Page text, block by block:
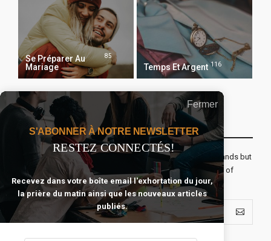
Se Préparer Au
Mariage
85
Temps Et Argent 116
Recevoir Notre Newsletter Chaque Matin
The real voyage of discovery consists not in seeking new lands but
seeing with new eyes. All journeys have secret destinations of
which the traveler is unaware.
Fermer
S'ABONNER À NOTRE NEWSLETTER
RESTEZ CONNECTÉS!
Recevez dans votre boîte email l'exhortation du jour,
la prière du matin ainsi que les nouveaux articles
publiés.